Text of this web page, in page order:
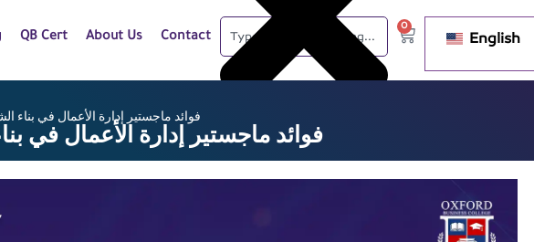
QB Cert About Us Contact
0
English
فوائد ماجستير إدارة الأعمال في بناء
فوائد ماجستير إدارة الأعمال في